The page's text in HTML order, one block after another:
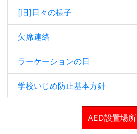
[旧]日々の様子
欠席連絡
ラーケーションの日
学校いじめ防止基本方針
AED設置場所